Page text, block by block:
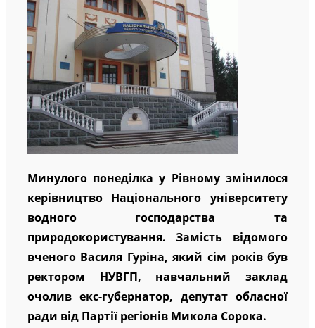
Минулого понеділка у Рівному змінилося
керівництво Національного університету
водного господарства та
природокористування. Замість відомого
вченого Василя Гуріна, який сім років був
ректором НУВГП, навчальний заклад
очолив екс-губернатор, депутат обласної
ради від Партії регіонів Микола Сорока.